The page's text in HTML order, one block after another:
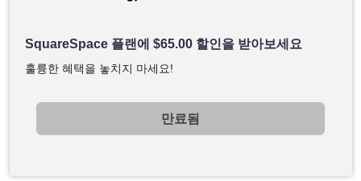
SquareSpace 플랜에 $65.00할인을 받아보세요
훌륭한 혜택을 놓치지 마세요!
만료됨